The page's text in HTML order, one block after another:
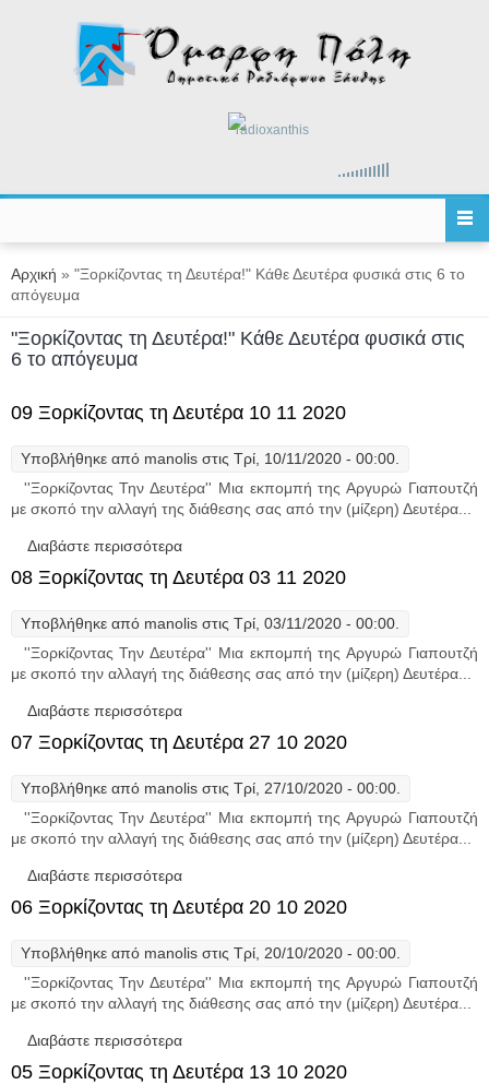
radioxanthis
Είστε εδώ
Αρχική » "Ξορκίζοντας τη Δευτέρα!" Κάθε Δευτέρα φυσικά στις 6 το
απόγευμα
"Ξορκίζοντας τη Δευτέρα!" Κάθε Δευτέρα φυσικά στις
6 το απόγευμα
09 Ξορκίζοντας τη Δευτέρα 10 11 2020
Υποβλήθηκε από manolis στις Τρί, 10/11/2020 - 00:00.
''Ξορκίζοντας Την Δευτέρα'' Μια εκπομπή της Αργυρώ Γιαπουτζή
με σκοπό την αλλαγή της διάθεσης σας από την (μίζερη) Δευτέρα...
Διαβάστε περισσότερα
08 Ξορκίζοντας τη Δευτέρα 03 11 2020
Υποβλήθηκε από manolis στις Τρί, 03/11/2020 - 00:00.
''Ξορκίζοντας Την Δευτέρα'' Μια εκπομπή της Αργυρώ Γιαπουτζή
με σκοπό την αλλαγή της διάθεσης σας από την (μίζερη) Δευτέρα...
Διαβάστε περισσότερα
07 Ξορκίζοντας τη Δευτέρα 27 10 2020
Υποβλήθηκε από manolis στις Τρί, 27/10/2020 - 00:00.
''Ξορκίζοντας Την Δευτέρα'' Μια εκπομπή της Αργυρώ Γιαπουτζή
με σκοπό την αλλαγή της διάθεσης σας από την (μίζερη) Δευτέρα...
Διαβάστε περισσότερα
06 Ξορκίζοντας τη Δευτέρα 20 10 2020
Υποβλήθηκε από manolis στις Τρί, 20/10/2020 - 00:00.
''Ξορκίζοντας Την Δευτέρα'' Μια εκπομπή της Αργυρώ Γιαπουτζή
με σκοπό την αλλαγή της διάθεσης σας από την (μίζερη) Δευτέρα...
Διαβάστε περισσότερα
05 Ξορκίζοντας τη Δευτέρα 13 10 2020